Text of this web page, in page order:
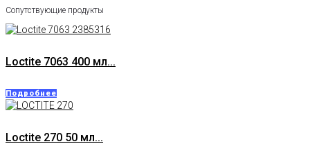
Сопутствующие продукты
Loctite 7063 400 мл...
Подробнее
Loctite 270 50 мл...